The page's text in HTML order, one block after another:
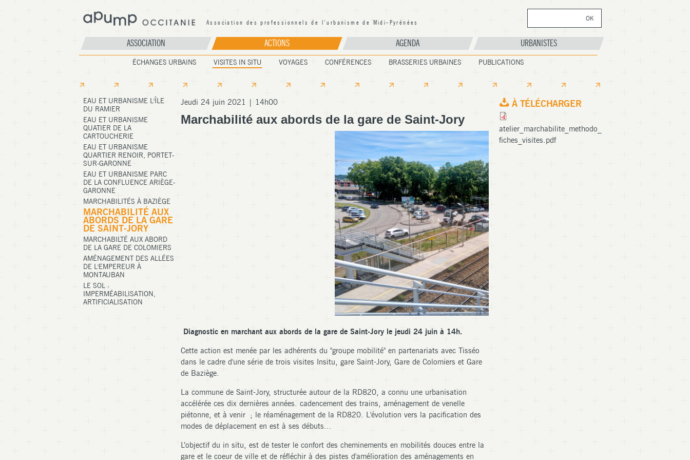
Formulaire de
recherche
APUMP Occitanie
Association des professionnels de l’urbanisme de Midi-Pyrénées
ASSOCIATION ACTIONS
ÉCHANGES URBAINS VISITES IN SITU VOYAGES CONFÉRENCES BRASSERIES URBAINES PUBLICATIONS
AGENDA URBANISTES
Jeudi 24 juin 2021 | 14h00
Marchabilité aux abords de la gare de Saint-Jory
Diagnostic en marchant aux abords de la gare de Saint-Jory le jeudi 24 juin à 14h.
Cette action est menée par les adhérents du "groupe mobilité" en partenariats avec Tisséo
dans le cadre d'une série de trois visites Insitu, gare Saint-Jory, Gare de Colomiers et Gare
de Baziège.
La commune de Saint-Jory, structurée autour de la RD820, a connu une urbanisation
accélérée ces dix dernières années. cadencement des trains, aménagement de venelle
piétonne, et à venir ; le réaménagement de la RD820. L'évolution vers la pacification des
modes de déplacement en est à ses débuts...
L’objectif du in situ, est de tester le confort des cheminements en mobilités douces entre la
gare et le coeur de ville et de réfléchir à des pistes d'amélioration des aménagements en
EAU ET URBANISME L'ÎLE
DU RAMIER
EAU ET URBANISME
QUATIER DE LA
CARTOUCHERIE
EAU ET URBANISME
QUARTIER RENOIR, PORTET-
SUR-GARONNE
EAU ET URBANISME PARC
DE LA CONFLUENCE ARIÈGE-
GARONNE
MARCHABILITÉS À BAZIÈGE
MARCHABILITÉ AUX
ABORDS DE LA GARE
DE SAINT-JORY
MARCHABILTÉ AUX ABORD
DE LA GARE DE COLOMIERS
AMÉNAGEMENT DES ALLÉES
DE L'EMPEREUR À
MONTAUBAN
LE SOL :
IMPERMÉABILISATION,
ARTIFICIALISATION
À TÉLÉCHARGER
atelier_marchabilite_methodo_
fiches_visites.pdf